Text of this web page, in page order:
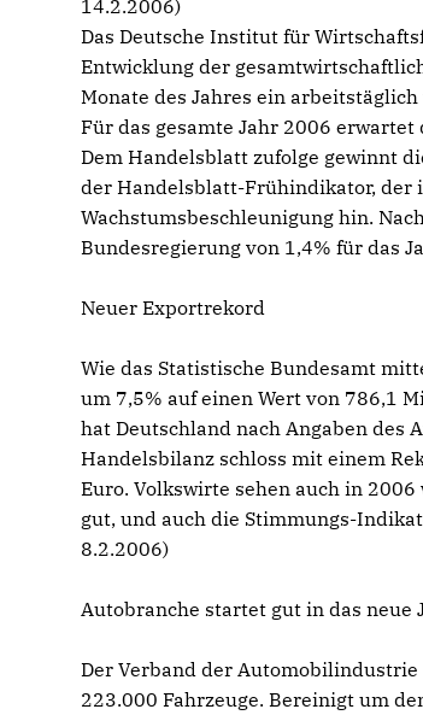
14.2.2006)
Das Deutsche Institut für
Entwicklung der
Monate des Jahres ein
Für das gesamte Jahr 2006
Dem Handelsblatt zufolge gewinnt
der Handelsblatt-Frühindikator, der
Wachstumsbeschleunigung hin.
Bundesregierung von 1,4% für das
Neuer Exportrekord
Wie das Statistische Bundesamt
um 7,5% auf einen Wert von 786,1
hat Deutschland nach Angaben des
Handelsbilanz schloss mit einem
Euro. Volkswirte sehen auch in
gut, und auch die Stimmungs-
8.2.2006)
Autobranche startet gut in das neue
Der Verband der Automobilindustrie
223.000 Fahrzeuge. Bereinigt um